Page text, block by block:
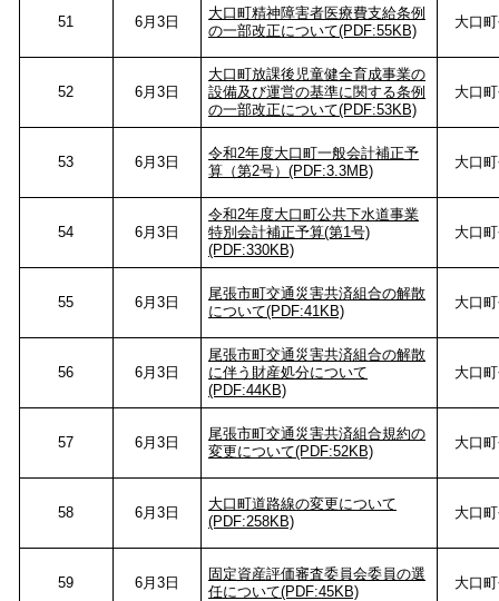
51 6月3日
大口町精神障害者医療費支給条例
の一部改正について(PDF:55KB)
大口
52 6月3日
大口町放課後児童健全育成事業の
設備及び運営の基準に関する条例
の一部改正について(PDF:53KB)
大口
53 6月3日
令和2年度大口町一般会計補正予
算（第2号）(PDF:3.3MB)
大口
54 6月3日
令和2年度大口町公共下水道事業
特別会計補正予算(第1号)
(PDF:330KB)
大口
55 6月3日
尾張市町交通災害共済組合の解散
について(PDF:41KB)
大口
56 6月3日
尾張市町交通災害共済組合の解散
に伴う財産処分について
(PDF:44KB)
大口
57 6月3日
尾張市町交通災害共済組合規約の
変更について(PDF:52KB)
大口
58 6月3日
大口町道路線の変更について
(PDF:258KB)
大口
59 6月3日
固定資産評価審査委員会委員の選
任について(PDF:45KB)
大口